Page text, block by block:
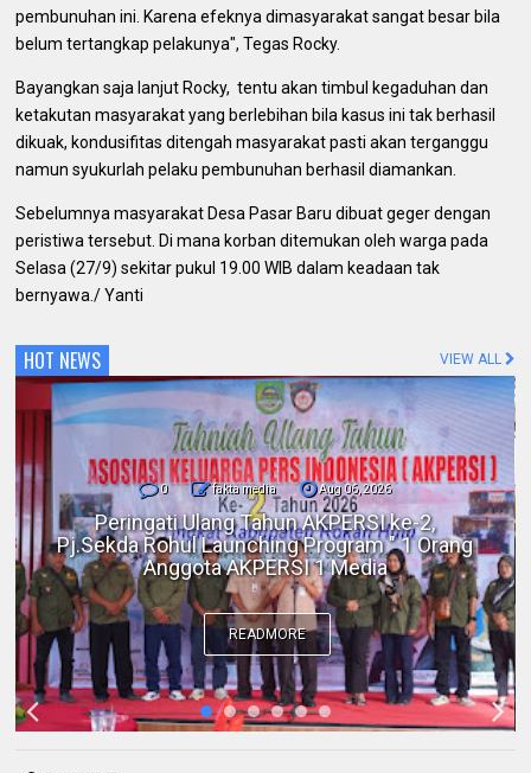
pembunuhan ini. Karena efeknya dimasyarakat sangat besar bila
belum tertangkap pelakunya", Tegas Rocky.
Bayangkan saja lanjut Rocky, tentu akan timbul kegaduhan dan
ketakutan masyarakat yang berlebihan bila kasus ini tak berhasil
dikuak, kondusifitas ditengah masyarakat pasti akan terganggu
namun syukurlah pelaku pembunuhan berhasil diamankan.
Sebelumnya masyarakat Desa Pasar Baru dibuat geger dengan
peristiwa tersebut. Di mana korban ditemukan oleh warga pada
Selasa (27/9) sekitar pukul 19.00 WIB dalam keadaan tak
bernyawa./ Yanti
HOT NEWS VIEW ALL
0 fakta media Aug 06, 2026
Polres Inhil bersama Pemkab Inhil dan
BKSDA Riau Perkuat Sinergi Tangani
Gangguan Kera Liar di Tembilahan
READMORE